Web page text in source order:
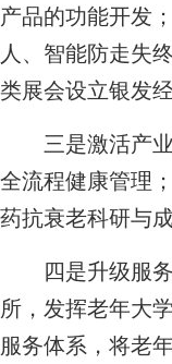
产品的功能开发
人、智能防走失
类展会设立银发
三是激活产业
全流程健康管理
药抗衰老科研与
四是升级服务
所，发挥老年大
服务体系，将老